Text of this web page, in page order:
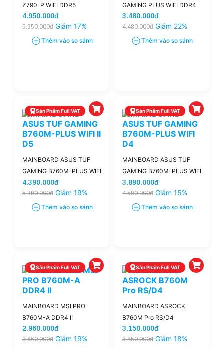
Z790-P WIFI DDR5
4.950.000đ
5.950.000đ Giảm 17%
Thêm vào so sánh
GAMING PLUS WIFI DDR4
3.480.000đ
4.480.000đ Giảm 22%
Thêm vào so sánh
Sản Phẩm Full VAT
MAINBOARD ASUS TUF
GAMING B760M-PLUS WIFI
II D5
4.390.000đ
5.390.000đ Giảm 19%
Thêm vào so sánh
Sản Phẩm Full VAT
MAINBOARD ASUS TUF
GAMING B760M-PLUS WIFI
D4
3.890.000đ
4.590.000đ Giảm 15%
Thêm vào so sánh
Sản Phẩm Full VAT
MAINBOARD MSI PRO
B760M-A DDR4 II
2.960.000đ
3.660.000đ Giảm 19%
Sản Phẩm Full VAT
MAINBOARD ASROCK
B760M Pro RS/D4
3.150.000đ
3.850.000đ Giảm 18%